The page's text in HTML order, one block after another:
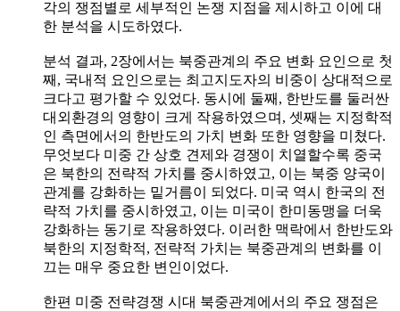
각의 쟁점별로 세부적인 논쟁 지점을 제시하고 이에 대
한 분석을 시도하였다.
분석 결과, 2장에서는 북중관계의 주요 변화 요인으로 첫
째, 국내적 요인으로는 최고지도자의 비중이 상대적으로
크다고 평가할 수 있었다. 동시에 둘째, 한반도를 둘러싼
대외환경의 영향이 크게 작용하였으며, 셋째는 지정학적
인 측면에서의 한반도의 가치 변화 또한 영향을 미쳤다.
무엇보다 미중 간 상호 견제와 경쟁이 치열할수록 중국
은 북한의 전략적 가치를 중시하였고, 이는 북중 양국이
관계를 강화하는 밑거름이 되었다. 미국 역시 한국의 전
략적 가치를 중시하였고, 이는 미국이 한미동맹을 더욱
강화하는 동기로 작용하였다. 이러한 맥락에서 한반도와
북한의 지정학적, 전략적 가치는 북중관계의 변화를 이
끄는 매우 중요한 변인이었다.
한편 미중 전략경쟁 시대 북중관계에서의 주요 쟁점은